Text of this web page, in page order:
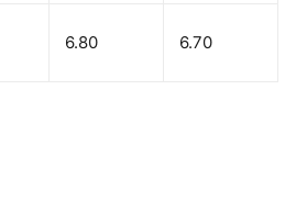
6.80 6.70